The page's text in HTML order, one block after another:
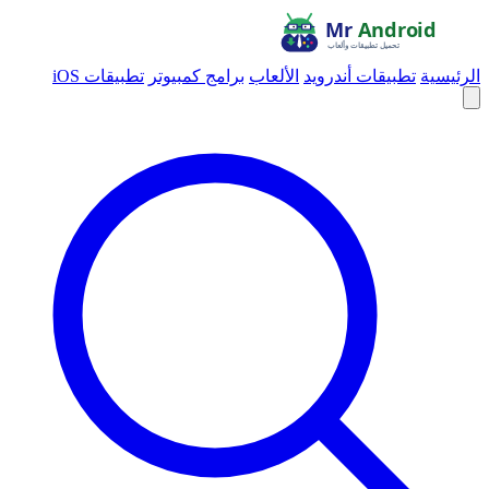
الرئيسية تطبيقات أندرويد الألعاب برامج كمبيوتر تطبيقات iOS